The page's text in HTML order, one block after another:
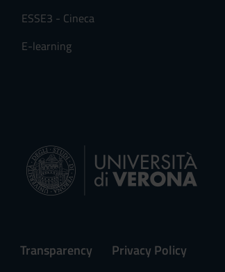
ESSE3 - Cineca
E-learning
Transparency Privacy Policy